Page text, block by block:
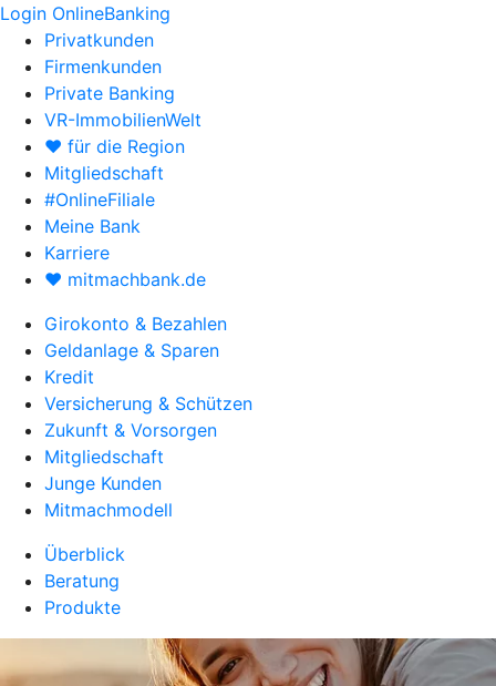
Login OnlineBanking
Privatkunden
Firmenkunden
Private Banking
VR-ImmobilienWelt
♥ für die Region
Mitgliedschaft
#OnlineFiliale
Meine Bank
Karriere
♥ mitmachbank.de
Girokonto & Bezahlen
Geldanlage & Sparen
Kredit
Versicherung & Schützen
Zukunft & Vorsorgen
Mitgliedschaft
Junge Kunden
Mitmachmodell
Überblick
Beratung
Produkte